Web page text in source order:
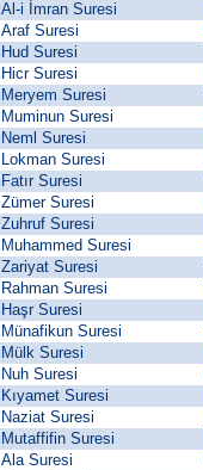
Al-i İmran Suresi
Araf Suresi
Hud Suresi
Hicr Suresi
Meryem Suresi
Muminun Suresi
Neml Suresi
Lokman Suresi
Fatır Suresi
Zümer Suresi
Zuhruf Suresi
Muhammed Suresi
Zariyat Suresi
Rahman Suresi
Haşr Suresi
Münafikun Suresi
Mülk Suresi
Nuh Suresi
Kıyamet Suresi
Naziat Suresi
Mutaffifin Suresi
Ala Suresi